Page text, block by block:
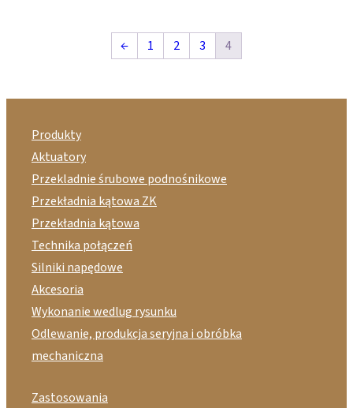
← 1 2 3 4
Produkty
Aktuatory
Przekladnie śrubowe podnośnikowe
Przekładnia kątowa ZK
Przekładnia kątowa
Technika połączeń
Silniki napędowe
Akcesoria
Wykonanie wedlug rysunku
Odlewanie, produkcja seryjna i obróbka
mechaniczna
Zastosowania